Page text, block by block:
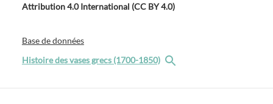
Attribution 4.0 International (CC BY 4.0)
Base de données
Histoire des vases grecs (1700-1850)